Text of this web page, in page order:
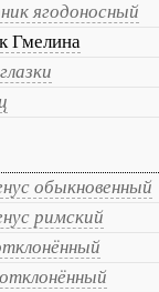
ягодоносный
Гмелина
обыкновенный
римский